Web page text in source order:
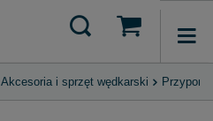
Akcesoria i sprzęt wędkarski